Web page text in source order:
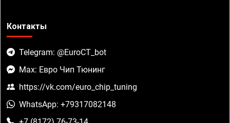
Контакты
Telegram: @EuroCT_bot
Max: Евро Чип Тюнинг
https://vk.com/euro_chip_tuning
WhatsApp: +79317082148